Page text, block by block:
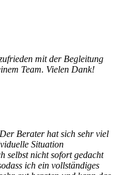
mit der Begleitung
Team. Vielen Dank!
Berater hat sich sehr viel
Situation
selbst nicht sofort gedacht
ich ein vollständiges